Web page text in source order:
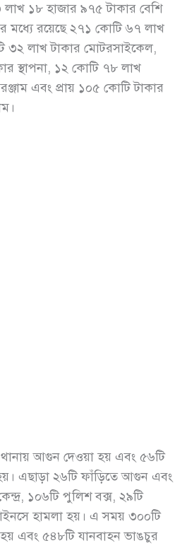
১৮ হাজার ৯৭৫ টাকার বেশি
মধ্যে রয়েছে ২৭১ কোটি ৬৭ লাখ
৩২ লাখ টাকার মোটরসাইকেল,
স্থাপনা, ১২ কোটি ৭৮ লাখ
এবং প্রায় ১০৫ কোটি টাকার
আগুন দেওয়া হয় এবং ৫৬টি
এছাড়া ২৬টি ফাঁড়িতে আগুন এবং
১০৬টি পুলিশ বক্স, ২৯টি
হামলা হয়। এ সময় ৩০০টি
এবং ৫৪৮টি যানবাহন ভাঙচুর